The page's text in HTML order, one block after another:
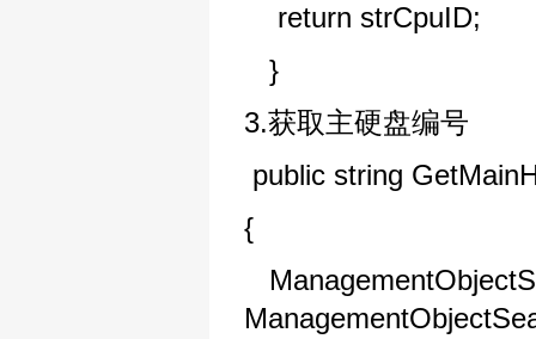
return strCpuID;
}
3.获取主硬盘编号
public string
{